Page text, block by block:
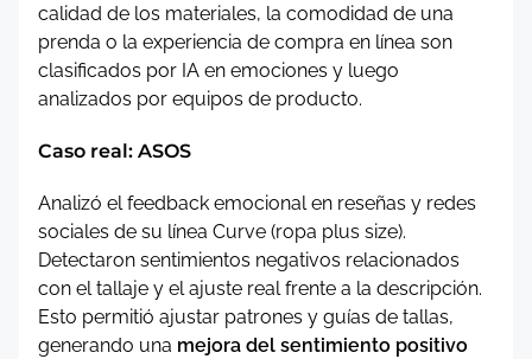
calidad de los materiales, la comodidad de una
prenda o la experiencia de compra en línea son
clasificados por IA en emociones y luego
analizados por equipos de producto.
Caso real: ASOS
Analizó el feedback emocional en reseñas y redes
sociales de su línea Curve (ropa plus size).
Detectaron sentimientos negativos relacionados
con el tallaje y el ajuste real frente a la descripción.
Esto permitió ajustar patrones y guías de tallas,
generando una mejora del sentimiento positivo